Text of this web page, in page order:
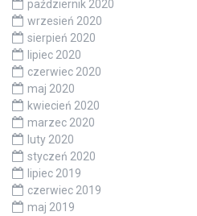
październik 2020
wrzesień 2020
sierpień 2020
lipiec 2020
czerwiec 2020
maj 2020
kwiecień 2020
marzec 2020
luty 2020
styczeń 2020
lipiec 2019
czerwiec 2019
maj 2019